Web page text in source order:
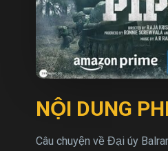
NỘI DUNG
Câu chuyện về Đại úy